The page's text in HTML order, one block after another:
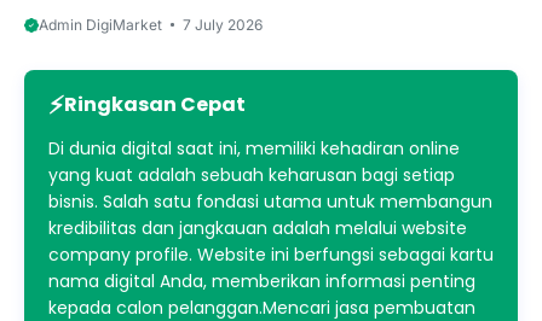
Admin DigiMarket 7 July 2026
Ringkasan Cepat
Di dunia digital saat ini, memiliki kehadiran online
yang kuat adalah sebuah keharusan bagi setiap
bisnis. Salah satu fondasi utama untuk membangun
kredibilitas dan jangkauan adalah melalui website
company profile. Website ini berfungsi sebagai kartu
nama digital Anda, memberikan informasi penting
kepada calon pelanggan.Mencari jasa pembuatan